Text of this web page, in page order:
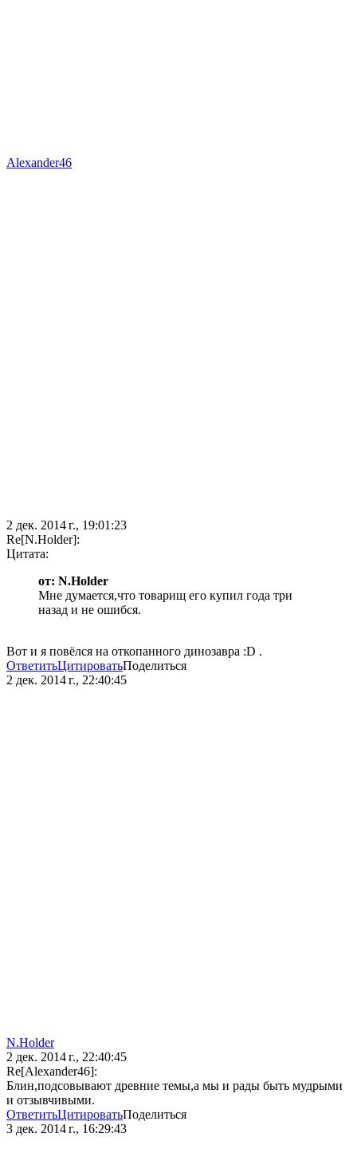
Alexander46
2 дек. 2014 г., 19:01:23
Re[N.Holder]:
Цитата:
от: N.Holder
Мне думается,что товарищ его купил года три
назад и не ошибся.
Вот и я повёлся на откопанного динозавра :D .
ОтветитьЦитироватьПоделиться
2 дек. 2014 г., 22:40:45
N.Holder
2 дек. 2014 г., 22:40:45
Re[Alexander46]:
Блин,подсовывают древние темы,а мы и рады быть мудрыми
и отзывчивыми.
ОтветитьЦитироватьПоделиться
3 дек. 2014 г., 16:29:43